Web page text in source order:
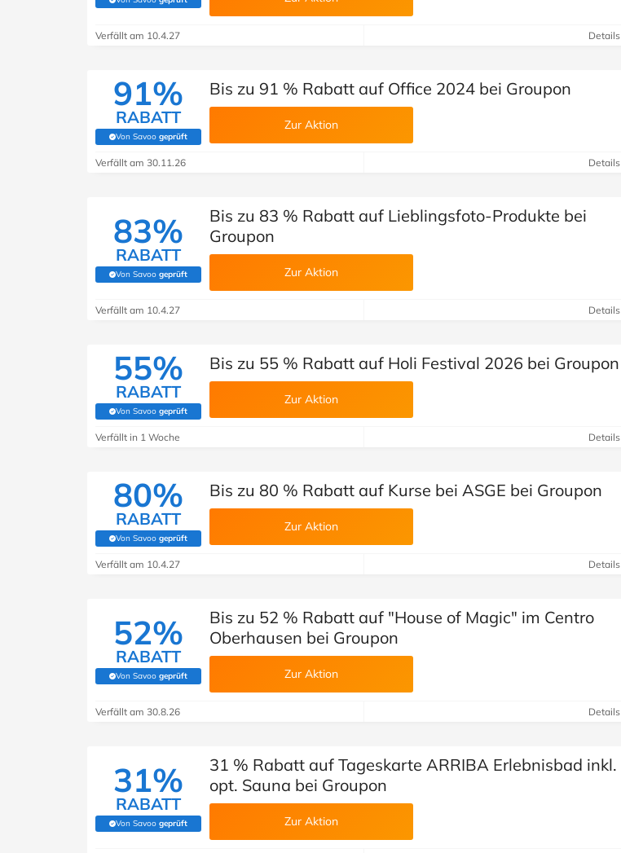
(Von Savoo geprüft)
Verfällt am 10.4.27 Details
91%
RABATT
Von Savoo geprüft
(Von Savoo geprüft)
Bis zu 91 % Rabatt auf Office 2024 bei Groupon
Zur Aktion
Verfällt am 30.11.26 Details
83%
RABATT
Von Savoo geprüft
(Von Savoo geprüft)
Bis zu 83 % Rabatt auf Lieblingsfoto-Produkte bei
Groupon
Zur Aktion
Verfällt am 10.4.27 Details
55%
RABATT
Von Savoo geprüft
(Von Savoo geprüft)
Bis zu 55 % Rabatt auf Holi Festival 2026 bei Groupon
Zur Aktion
Verfällt in 1 Woche Details
80%
RABATT
Von Savoo geprüft
(Von Savoo geprüft)
Bis zu 80 % Rabatt auf Kurse bei ASGE bei Groupon
Zur Aktion
Verfällt am 10.4.27 Details
52%
RABATT
Von Savoo geprüft
(Von Savoo geprüft)
Bis zu 52 % Rabatt auf "House of Magic" im Centro
Oberhausen bei Groupon
Zur Aktion
Verfällt am 30.8.26 Details
31%
RABATT
Von Savoo geprüft
(Von Savoo geprüft)
31 % Rabatt auf Tageskarte ARRIBA Erlebnisbad inkl.
opt. Sauna bei Groupon
Zur Aktion